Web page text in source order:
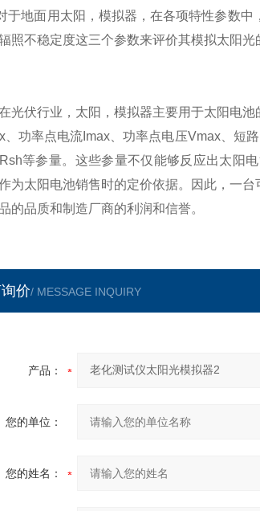
地面用太阳，模拟器，在各项特性参数中
照不稳定度这三个参数来评价其模拟太阳
光伏行业，太阳，模拟器主要用于太阳电
、功率点电流Imax、功率点电压Vmax、短
等参量。这些参量不仅能够反应出太阳
为太阳电池销售时的定价依据。因此，一
的品质和制造厂商的利润和信誉。
价/ MESSAGE INQUIRY
产品：
您的单位：
您的姓名：